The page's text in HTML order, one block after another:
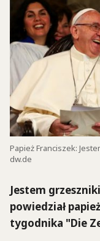
Papież Franciszek:
dw.de
Jestem
powiedział
tygodnika "Die